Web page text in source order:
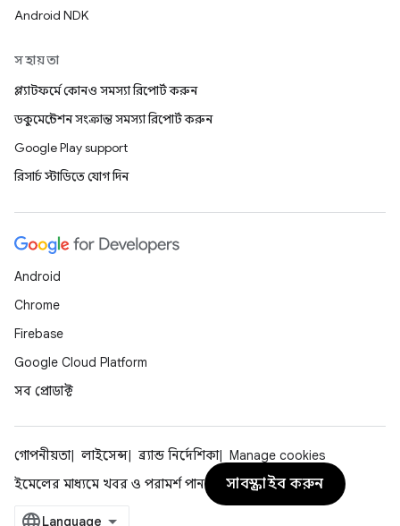
Android NDK
সহায়তা
প্ল্যাটফর্মে কোনও সমস্যা রিপোর্ট করুন
ডকুমেন্টেশন সংক্রান্ত সমস্যা রিপোর্ট করুন
Google Play support
রিসার্চ স্টাডিতে যোগ দিন
Android
Chrome
Firebase
Google Cloud Platform
সব প্রোডাক্ট
গোপনীয়তা লাইসেন্স ব্র্যান্ড নির্দেশিকা
Manage cookies
ইমেলের মাধ্যমে খবর ও পরামর্শ পান
সাবস্ক্রাইব করুন